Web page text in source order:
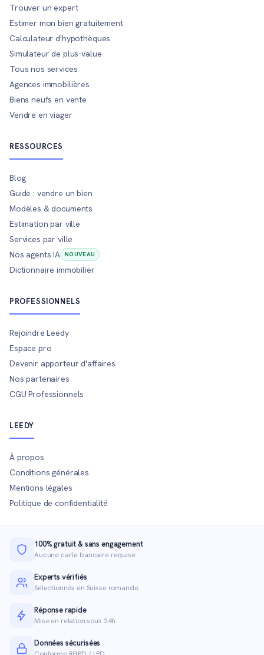
Trouver un expert
Estimer mon bien gratuitement
Calculateur d'hypothèques
Simulateur de plus-value
Tous nos services
Agences immobilières
Biens neufs en vente
Vendre en viager
RESSOURCES
Blog
Guide : vendre un bien
Modèles & documents
Estimation par ville
Services par ville
Nos agents IA
NOUVEAU
Dictionnaire immobilier
PROFESSIONNELS
Rejoindre Leedy
Espace pro
Devenir apporteur d'affaires
Nos partenaires
CGU Professionnels
LEEDY
À propos
Conditions générales
Mentions légales
Politique de confidentialité
100% gratuit & sans engagement
Aucune carte bancaire requise
Experts vérifiés
Sélectionnés en Suisse romande
Réponse rapide
Mise en relation sous 24h
Données sécurisées